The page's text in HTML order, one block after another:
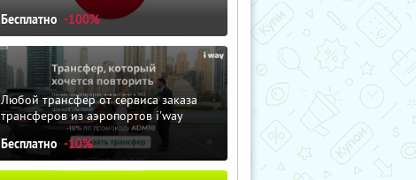
Бесплатно -100%
Любой трансфер от сервиса заказа
трансферов из аэропортов i'way
Бесплатно -10%